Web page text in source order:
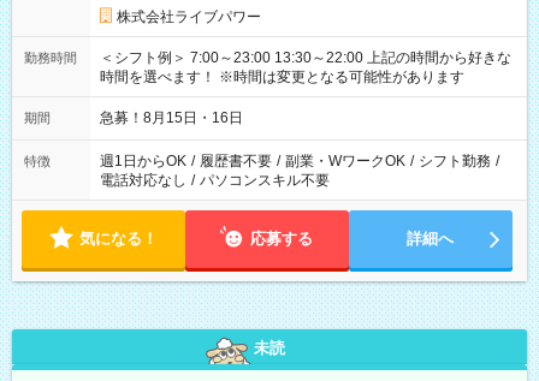
株式会社ライブパワー
勤務時間
＜シフト例＞ 7:00～23:00 13:30～22:00 上記の時間から好きな
時間を選べます！ ※時間は変更となる可能性があります
期間 急募！8月15日・16日
特徴 週1日からOK / 履歴書不要 / 副業・WワークOK / シフト勤務 /
電話対応なし / パソコンスキル不要
気になる！ 応募する 詳細へ
未読